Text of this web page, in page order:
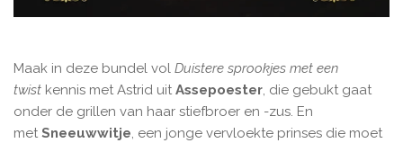
Maak in deze bundel vol Duistere sprookjes met een
twist kennis met Astrid uit Assepoester, die gebukt gaat
onder de grillen van haar stiefbroer en -zus. En
met Sneeuwwitje, een jonge vervloekte prinses die moet